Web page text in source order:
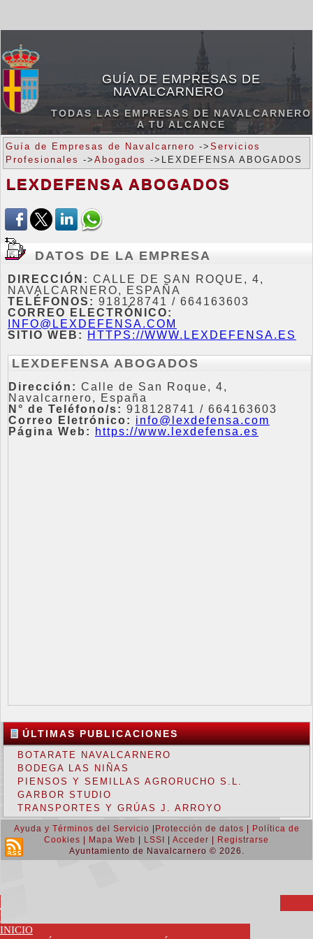
GUÍA DE EMPRESAS DE
NAVALCARNERO
TODAS LAS EMPRESAS DE NAVALCARNERO
A TU ALCANCE
Guía de Empresas de Navalcarnero -> Servicios
Profesionales -> Abogados ->LEXDEFENSA ABOGADOS
LEXDEFENSA ABOGADOS
DATOS DE LA EMPRESA
DIRECCIÓN: CALLE DE SAN ROQUE, 4,
NAVALCARNERO, ESPAÑA
TELÉFONOS: 918128741 / 664163603
CORREO ELECTRÓNICO:
INFO@LEXDEFENSA.COM
SITIO WEB:
HTTPS://WWW.LEXDEFENSA.ES
LEXDEFENSA ABOGADOS
Dirección: Calle de San Roque, 4,
Navalcarnero, España
N° de Teléfono/s: 918128741 / 664163603
Correo Eletrónico: info@lexdefensa.com
Página Web:
https://www.lexdefensa.es
ÚLTIMAS PUBLICACIONES
BOTARATE NAVALCARNERO
BODEGA LAS NIÑAS
PIENSOS Y SEMILLAS AGRORUCHO S.L.
GARBOR STUDIO
TRANSPORTES Y GRÚAS J. ARROYO
Ayuda y Términos del Servicio Protección de datos
Política de
Cookies
Mapa Web LSSI Acceder
Registrarse
Ayuntamiento de Navalcarnero © 2026.
MENU
PORTAL WEB OFICIAL
INICIO